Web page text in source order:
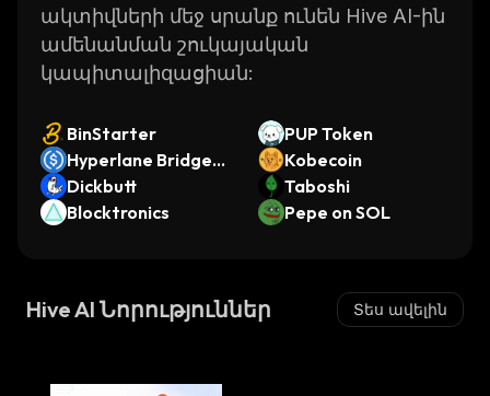
ակտիվների մեջ սրանք ունեն Hive AI-ին
ամենանման շուկայական
կապիտալիզացիան:
BinStarter
PUP Token
Hyperlane Bridged
USDC (Igra)
Kobecoin
Dickbutt
Taboshi
Blocktronics
Pepe on SOL
Hive AI Նորություններ Տես ավելին